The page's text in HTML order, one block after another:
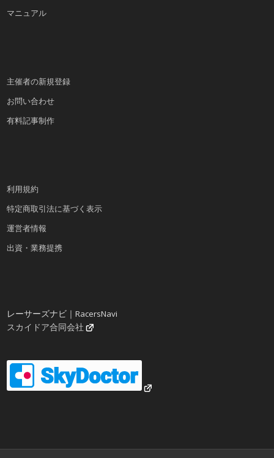
マニュアル
主催者の新規登録
お問い合わせ
有料記事制作
利用規約
特定商取引法に基づく表示
運営者情報
出資・業務提携
レーサーズナビ｜RacersNavi
スカイドア合同会社